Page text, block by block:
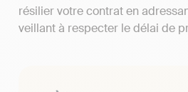
résilier votre contrat en
veillant à respecter le délai de